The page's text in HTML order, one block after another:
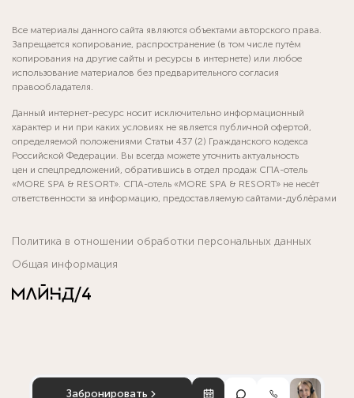
Все материалы данного сайта являются объектами авторского права.
Запрещается копирование, распространение (в том числе путём
копирования на другие сайты и ресурсы в интернете) или любое
использование материалов без предварительного согласия
правообладателя.
Данный интернет-ресурс носит исключительно информационный
характер и ни при каких условиях не является публичной офертой,
определяемой положениями Статьи 437 (2) Гражданского кодекса
Российской Федерации. Вы всегда можете уточнить актуальность
цен и спецпредложений, обратившись в отдел продаж СПА-отель
«MORE SPA & RESORT». СПА-отель «MORE SPA & RESORT» не несёт
ответственности за информацию, предоставляемую сайтами-дублёрами
Политика в отношении обработки персональных данных
Общая информация
Забронировать